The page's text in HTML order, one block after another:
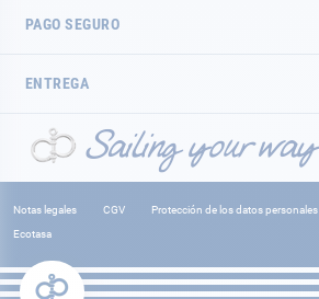
PAGO SEGURO
ENTREGA
Notas legales CGV Protección de los datos personales
Ecotasa